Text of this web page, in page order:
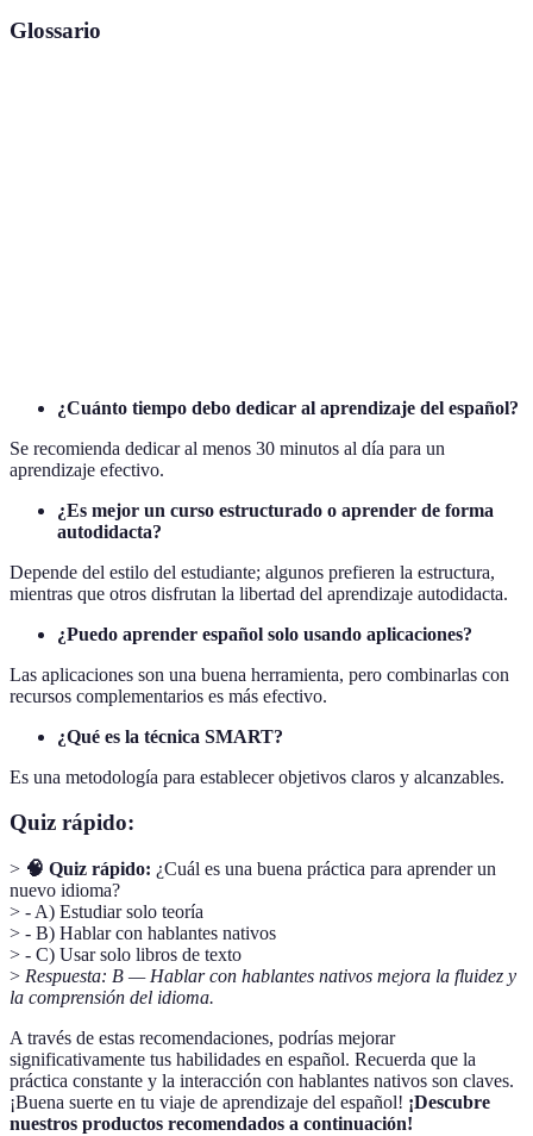
Glossario
¿Cuánto tiempo debo dedicar al aprendizaje del español?
Se recomienda dedicar al menos 30 minutos al día para un
aprendizaje efectivo.
¿Es mejor un curso estructurado o aprender de forma
autodidacta?
Depende del estilo del estudiante; algunos prefieren la estructura,
mientras que otros disfrutan la libertad del aprendizaje autodidacta.
¿Puedo aprender español solo usando aplicaciones?
Las aplicaciones son una buena herramienta, pero combinarlas con
recursos complementarios es más efectivo.
¿Qué es la técnica SMART?
Es una metodología para establecer objetivos claros y alcanzables.
Quiz rápido:
> 🧠 Quiz rápido: ¿Cuál es una buena práctica para aprender un
nuevo idioma?
> - A) Estudiar solo teoría
> - B) Hablar con hablantes nativos
> - C) Usar solo libros de texto
> Respuesta: B — Hablar con hablantes nativos mejora la fluidez y
la comprensión del idioma.
A través de estas recomendaciones, podrías mejorar
significativamente tus habilidades en español. Recuerda que la
práctica constante y la interacción con hablantes nativos son claves.
¡Buena suerte en tu viaje de aprendizaje del español! ¡Descubre
nuestros productos recomendados a continuación!